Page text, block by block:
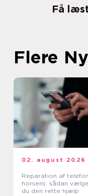
Få
Flere
02. august 2026
Reparation af
horsens: sådan
du den rette hjælp